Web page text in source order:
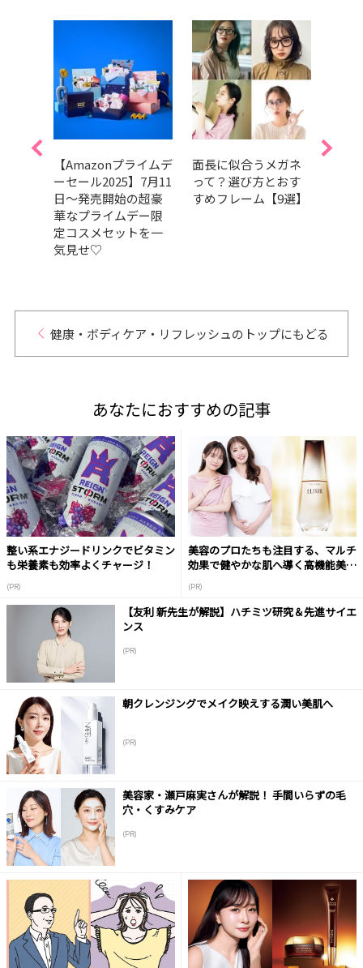
【Amazonプライムデ
ーセール2025】7月11
日〜発売開始の超豪
華なプライムデー限
定コスメセットを一
気見せ♡
面長に似合うメガネ
って？選び方とおす
すめフレーム【9選】
健康・ボディケア・リフレッシュのトップにもどる
あなたにおすすめの記事
整い系エナジードリンクでビタミン
も栄養素も効率よくチャージ！
(PR)
美容のプロたちも注目する、マルチ
効果で健やかな肌へ導く高機能美容
(PR)
【友利 新先生が解説】ハチミツ研究＆先進サイエ
ンス
(PR)
朝クレンジングでメイク映えする潤い美肌へ
(PR)
美容家・瀬戸麻実さんが解説！ 手間いらずの毛
穴・くすみケア
(PR)